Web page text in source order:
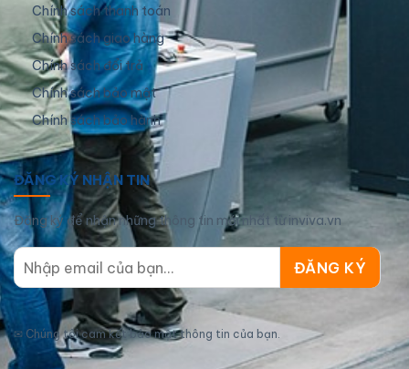
Chính sách thanh toán
Chính sách giao hàng
Chính sách đổi trả
Chính sách bảo mật
Chính sách bảo hành
ĐĂNG KÝ NHẬN TIN
Đăng ký để nhận những thông tin mới nhất từ inviva.vn
✉ Chúng tôi cam kết bảo mật thông tin của bạn.